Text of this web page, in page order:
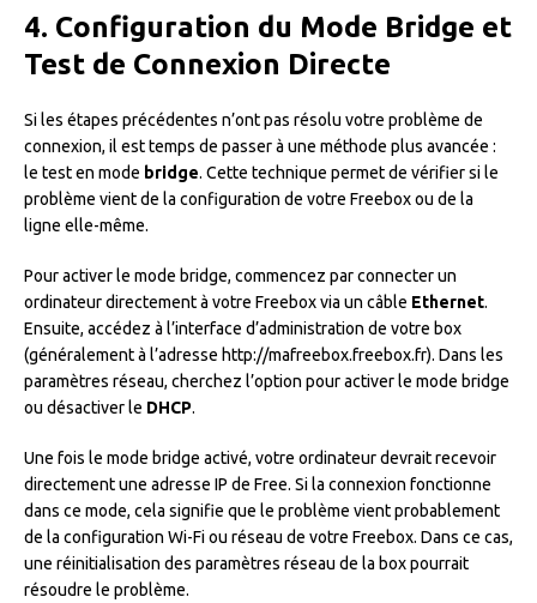
4. Configuration du Mode Bridge et
Test de Connexion Directe
Si les étapes précédentes n’ont pas résolu votre problème de
connexion, il est temps de passer à une méthode plus avancée :
le test en mode bridge. Cette technique permet de vérifier si le
problème vient de la configuration de votre Freebox ou de la
ligne elle-même.
Pour activer le mode bridge, commencez par connecter un
ordinateur directement à votre Freebox via un câble Ethernet.
Ensuite, accédez à l’interface d’administration de votre box
(généralement à l’adresse http://mafreebox.freebox.fr). Dans les
paramètres réseau, cherchez l’option pour activer le mode bridge
ou désactiver le DHCP.
Une fois le mode bridge activé, votre ordinateur devrait recevoir
directement une adresse IP de Free. Si la connexion fonctionne
dans ce mode, cela signifie que le problème vient probablement
de la configuration Wi-Fi ou réseau de votre Freebox. Dans ce cas,
une réinitialisation des paramètres réseau de la box pourrait
résoudre le problème.